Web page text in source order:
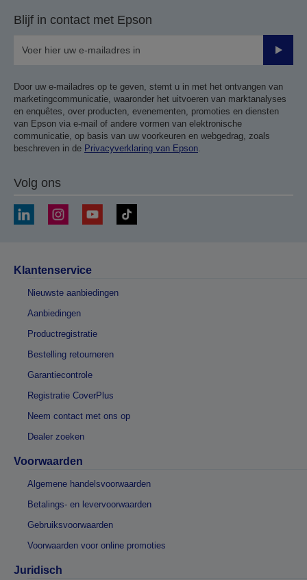
Blijf in contact met Epson
Door uw e-mailadres op te geven, stemt u in met het ontvangen van
marketingcommunicatie, waaronder het uitvoeren van marktanalyses
en enquêtes, over producten, evenementen, promoties en diensten
van Epson via e-mail of andere vormen van elektronische
communicatie, op basis van uw voorkeuren en webgedrag, zoals
beschreven in de Privacyverklaring van Epson.
Volg ons
Klantenservice
Nieuwste aanbiedingen
Aanbiedingen
Productregistratie
Bestelling retourneren
Garantiecontrole
Registratie CoverPlus
Neem contact met ons op
Dealer zoeken
Voorwaarden
Algemene handelsvoorwaarden
Betalings- en levervoorwaarden
Gebruiksvoorwaarden
Voorwaarden voor online promoties
Juridisch